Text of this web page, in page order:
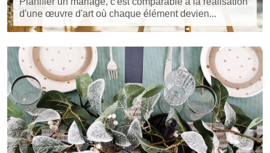
d'une œuvre d'art où chaque élément devien...